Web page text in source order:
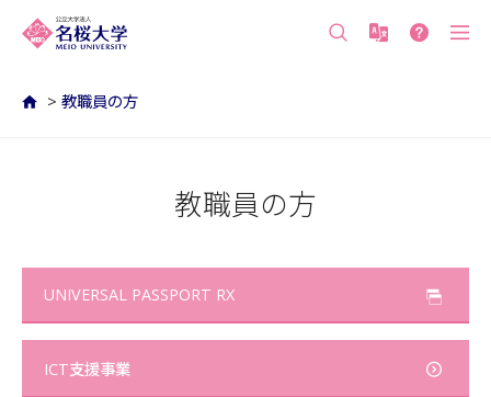
> 教職員の方
教職員の方
UNIVERSAL PASSPORT RX
ICT支援事業